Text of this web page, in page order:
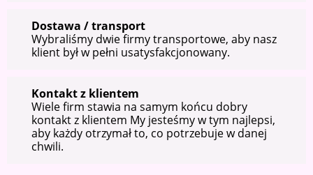
Dostawa / transport
Wybraliśmy dwie firmy transportowe, aby nasz
klient był w pełni usatysfakcjonowany.
Kontakt z klientem
Wiele firm stawia na samym końcu dobry
kontakt z klientem My jesteśmy w tym najlepsi,
aby każdy otrzymał to, co potrzebuje w danej
chwili.